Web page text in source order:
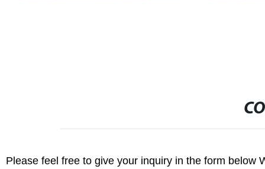
Please feel free to give your inquiry in the form below